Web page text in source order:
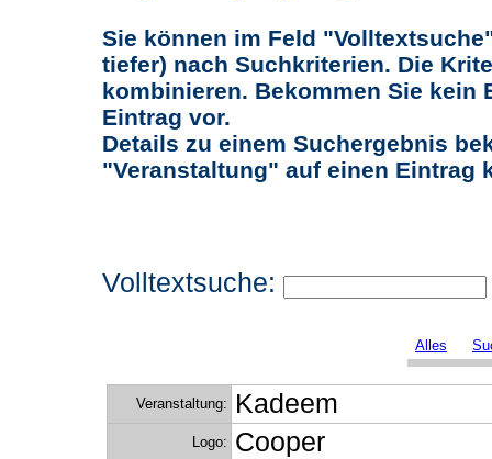
Sie können im Feld
tiefer) nach Suchkriterien. Die
kombinieren. Bekommen Sie
Eintrag vor.
Details zu einem Suchergebnis
"Veranstaltung" auf einen
Volltextsuche:
Alles
Veranstaltung: Kadeem
Logo: Cooper